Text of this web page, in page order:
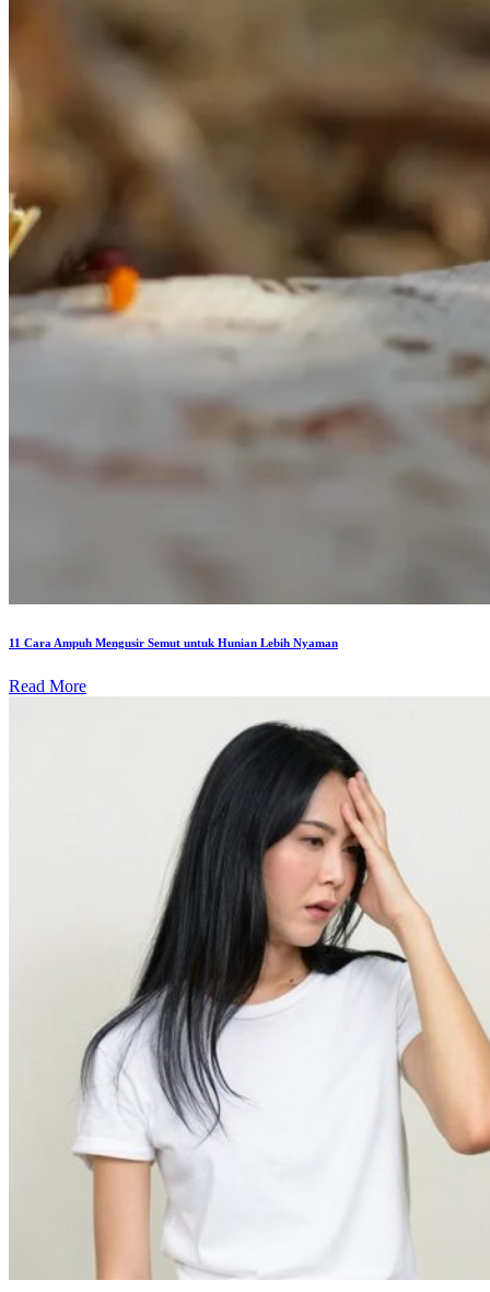
11 Cara Ampuh Mengusir Semut untuk Hunian Lebih Nyaman
Read More